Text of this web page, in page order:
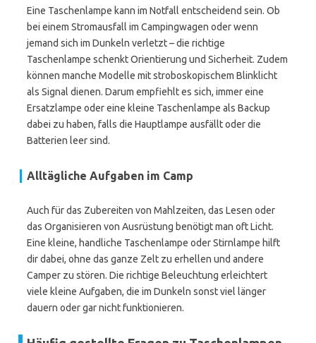
Eine Taschenlampe kann im Notfall entscheidend sein. Ob
bei einem Stromausfall im Campingwagen oder wenn
jemand sich im Dunkeln verletzt – die richtige
Taschenlampe schenkt Orientierung und Sicherheit. Zudem
können manche Modelle mit stroboskopischem Blinklicht
als Signal dienen. Darum empfiehlt es sich, immer eine
Ersatzlampe oder eine kleine Taschenlampe als Backup
dabei zu haben, falls die Hauptlampe ausfällt oder die
Batterien leer sind.
Alltägliche Aufgaben im Camp
Auch für das Zubereiten von Mahlzeiten, das Lesen oder
das Organisieren von Ausrüstung benötigt man oft Licht.
Eine kleine, handliche Taschenlampe oder Stirnlampe hilft
dir dabei, ohne das ganze Zelt zu erhellen und andere
Camper zu stören. Die richtige Beleuchtung erleichtert
viele kleine Aufgaben, die im Dunkeln sonst viel länger
dauern oder gar nicht funktionieren.